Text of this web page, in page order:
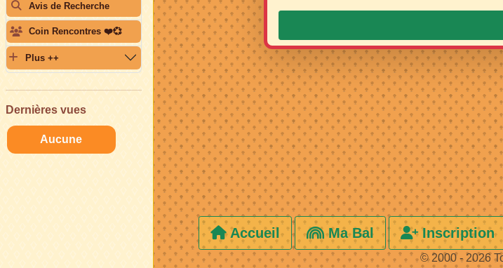
Avis de Recherche
Coin Rencontres ❤️💞
Plus ++
Dernières vues
Aucune
Accueil Ma Bal Inscription
© 2000 - 2026